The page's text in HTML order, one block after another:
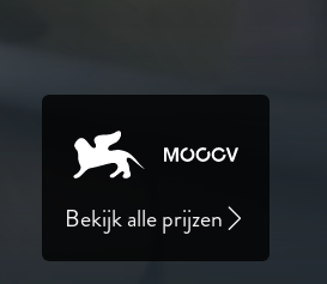
Bekijk alle prijzen